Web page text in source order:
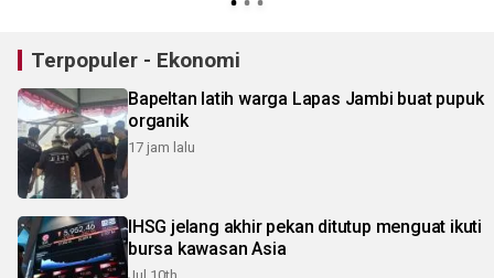
Terpopuler - Ekonomi
Bapeltan latih warga Lapas Jambi buat pupuk
organik
17 jam lalu
IHSG jelang akhir pekan ditutup menguat ikuti
bursa kawasan Asia